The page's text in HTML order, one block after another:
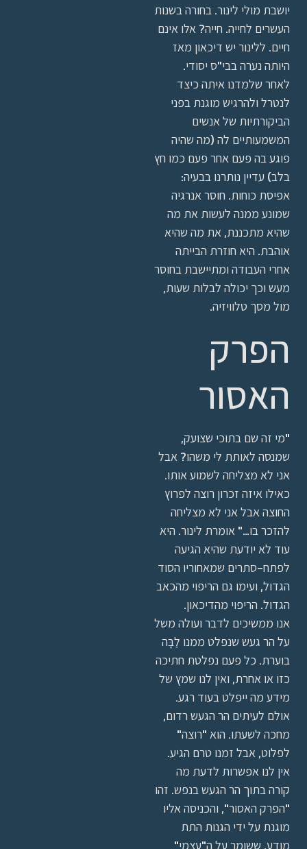
יושבת מולי לינור. בחורה בשנות
העשרים לחייה. חייה? אלו אינם
חיים. ללינור יש דיכאון מאז
היותה נערה בבי"ס יסודי.
לאחר שלמדנו איתה כיצד
לנטרל ולהרגיש מוגנת בפני
הביקורתיות של אנשים
המשמעותיים לה (מה שהיה
פוגע בה פעם אחר פעם כמו חץ
בלב) עדיין נותרנו בבעיה:
אפיסת כוחות. חוסר אנרגיה
שמונע ממנה לעשות את מה
שהיא מתכננת, את מה שהיא
אוהבת. היא חוזרת הבייתה
אחרי העבודה ומתיישבת בחוסר
מעש וכך יכולה לבלות שעות,
מול מסך טלוויזיה.
הפרק
האסור
"מי זה שם בתוכי שצועק,
שמנסה לאותת לי משהו? אבל
אני לא מצליחה לשמוע אותו.
כאילו איזה זכרון רוצה לפרוץ
החוצה אבל אני לא מצליחה
להזכר בו…" אומרת לינור. היא
עוד לא יודעת שהיא הגיעה
לפתח-סתרים שמאחוריו הסוד
הגדול, ועימו גם הריפוי מהכאב
הגדול. הריפוי מהדיכאון.
אנו ממשיכים לדבר ועולה משל
על הר געש שנפלט ממנו לַבָּה
בוערת. כל פעם נפלטת חתיכה
כזו או אחרת, ואין לנו שמץ של
מידע מה ייפלט בעוד רגע.
אולם לעיתים הר הגעש רדום,
מחכה לשעתו. הוא "רוצה"
לפלוט, אבל זמנו טרם הגיע.
אין לנו אפשרות לדעת מה
קורה בתוך הר הגעש בנפש. זהו
"הפרק האסור", והכניסה אליו
מוגנת על ידי הגנות התת
מודע, ששומר על ה"עצמי"